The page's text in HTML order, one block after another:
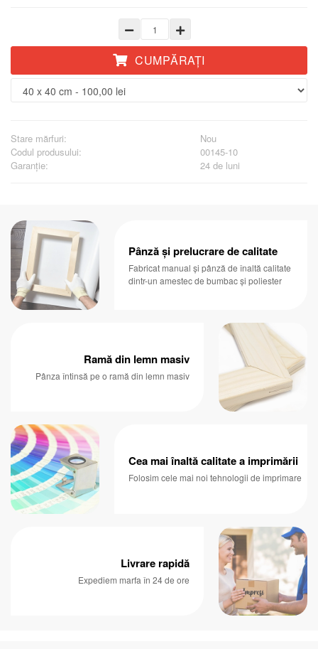
CUMPĂRAŢI
Stare mărfuri:
Nou
Codul produsului:
00145-10
Garanţie:
24 de luni
Pânză și prelucrare de calitate
Fabricat manual și pânză de înaltă calitate
dintr-un amestec de bumbac și poliester
Ramă din lemn masiv
Pânza întinsă pe o ramă din lemn masiv
Cea mai înaltă calitate a imprimării
Folosim cele mai noi tehnologii de imprimare
Livrare rapidă
Expediem marfa în 24 de ore